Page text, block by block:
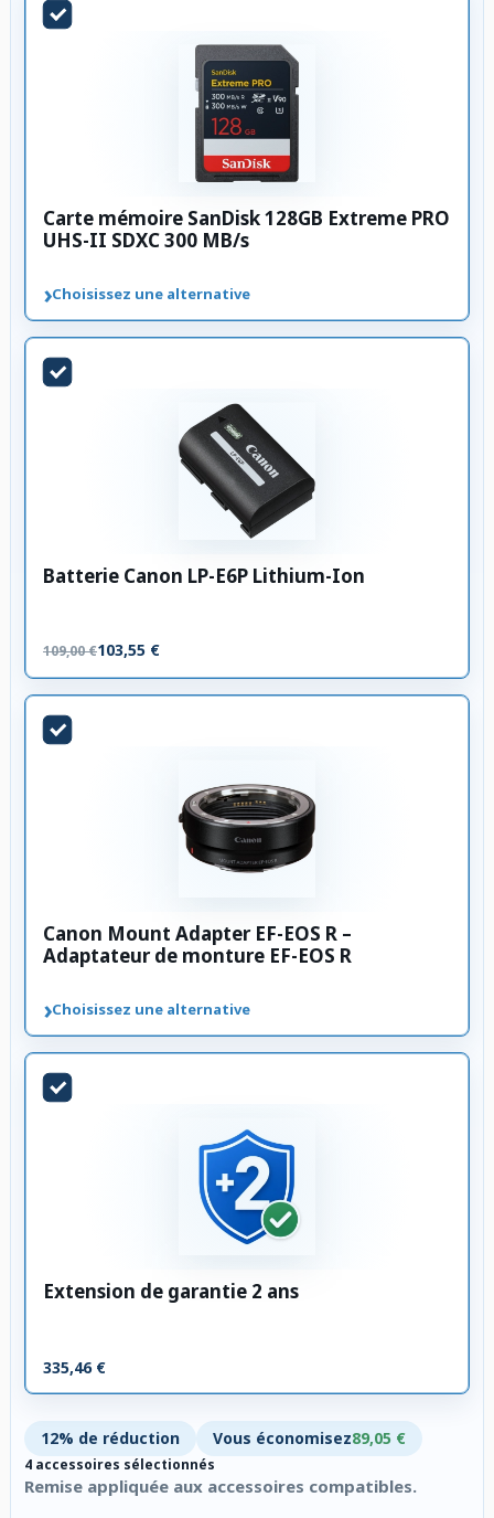
Carte mémoire SanDisk 128GB Extreme PRO
UHS-II SDXC 300 MB/s
›Choisissez une alternative
Batterie Canon LP-E6P Lithium-Ion
109,00 €103,55 €
Canon Mount Adapter EF-EOS R –
Adaptateur de monture EF-EOS R
›Choisissez une alternative
Extension de garantie 2 ans
335,46 €
12% de réduction Vous économisez89,05 €
4 accessoires sélectionnés
Remise appliquée aux accessoires compatibles.